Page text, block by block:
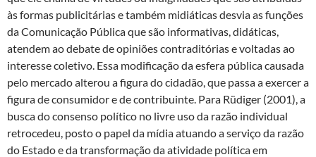
às formas publicitárias e também midiáticas desvia as funções
da Comunicação Pública que são informativas, didáticas,
atendem ao debate de opiniões contraditórias e voltadas ao
interesse coletivo. Essa modificação da esfera pública causada
pelo mercado alterou a figura do cidadão, que passa a exercer a
figura de consumidor e de contribuinte. Para Rüdiger (2001), a
busca do consenso político no livre uso da razão individual
retrocedeu, posto o papel da mídia atuando a serviço da razão
do Estado e da transformação da atividade política em